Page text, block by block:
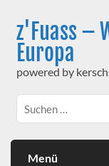
contentz'Fuass –
Europa
powered by
Menü